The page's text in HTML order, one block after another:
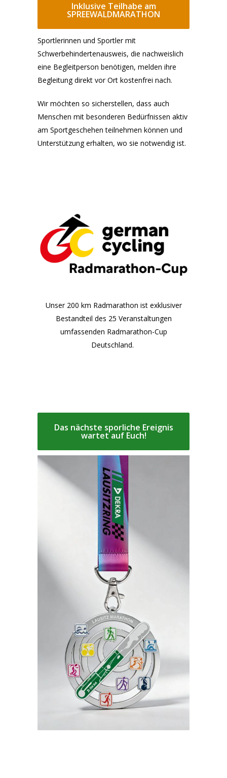
Inklusive Teilhabe am
SPREEWALDMARATHON
Sportlerinnen und Sportler mit
Schwerbehindertenausweis, die nachweislich
eine Begleitperson benötigen, melden ihre
Begleitung direkt vor Ort kostenfrei nach.
Wir möchten so sicherstellen, dass auch
Menschen mit besonderen Bedürfnissen aktiv
am Sportgeschehen teilnehmen können und
Unterstützung erhalten, wo sie notwendig ist.
Unser 200 km Radmarathon ist exklusiver
Bestandteil des 25 Veranstaltungen
umfassenden Radmarathon-Cup
Deutschland.
Das nächste sporliche Ereignis
wartet auf Euch!